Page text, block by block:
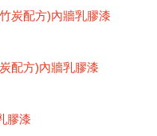
炭配方)內牆乳膠漆
配方)內牆乳膠漆
膠漆